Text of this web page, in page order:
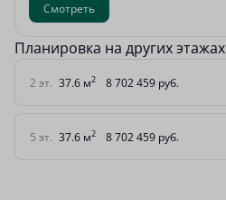
Смотреть
Планировка на других этажах
2 эт. 37.6 м2 8 702 459 руб.
5 эт. 37.6 м2 8 702 459 руб.